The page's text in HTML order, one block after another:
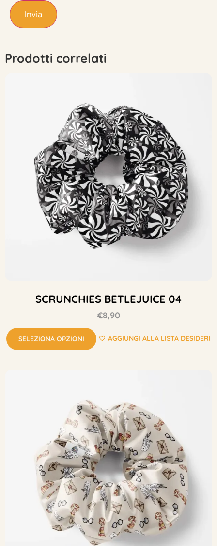
Prodotti correlati
SCRUNCHIES BETLEJUICE 04
€8,90
SELEZIONA OPZIONI AGGIUNGI ALLA LISTA DESIDERI